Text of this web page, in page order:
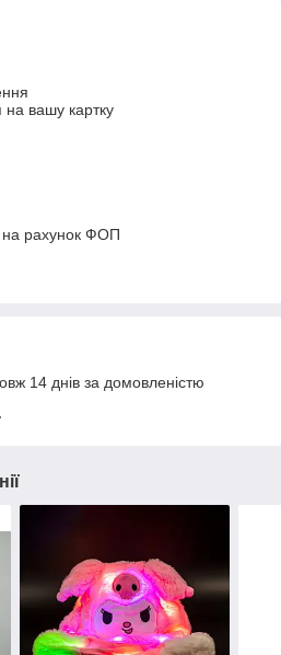
на вашу картку
на рахунок ФОП
14 днів за домовленістю